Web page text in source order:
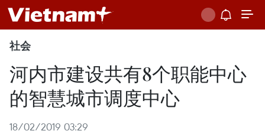
社会
河内市建设共有8个职能中心
的智慧城市调度中心
18/02/2019 03:29